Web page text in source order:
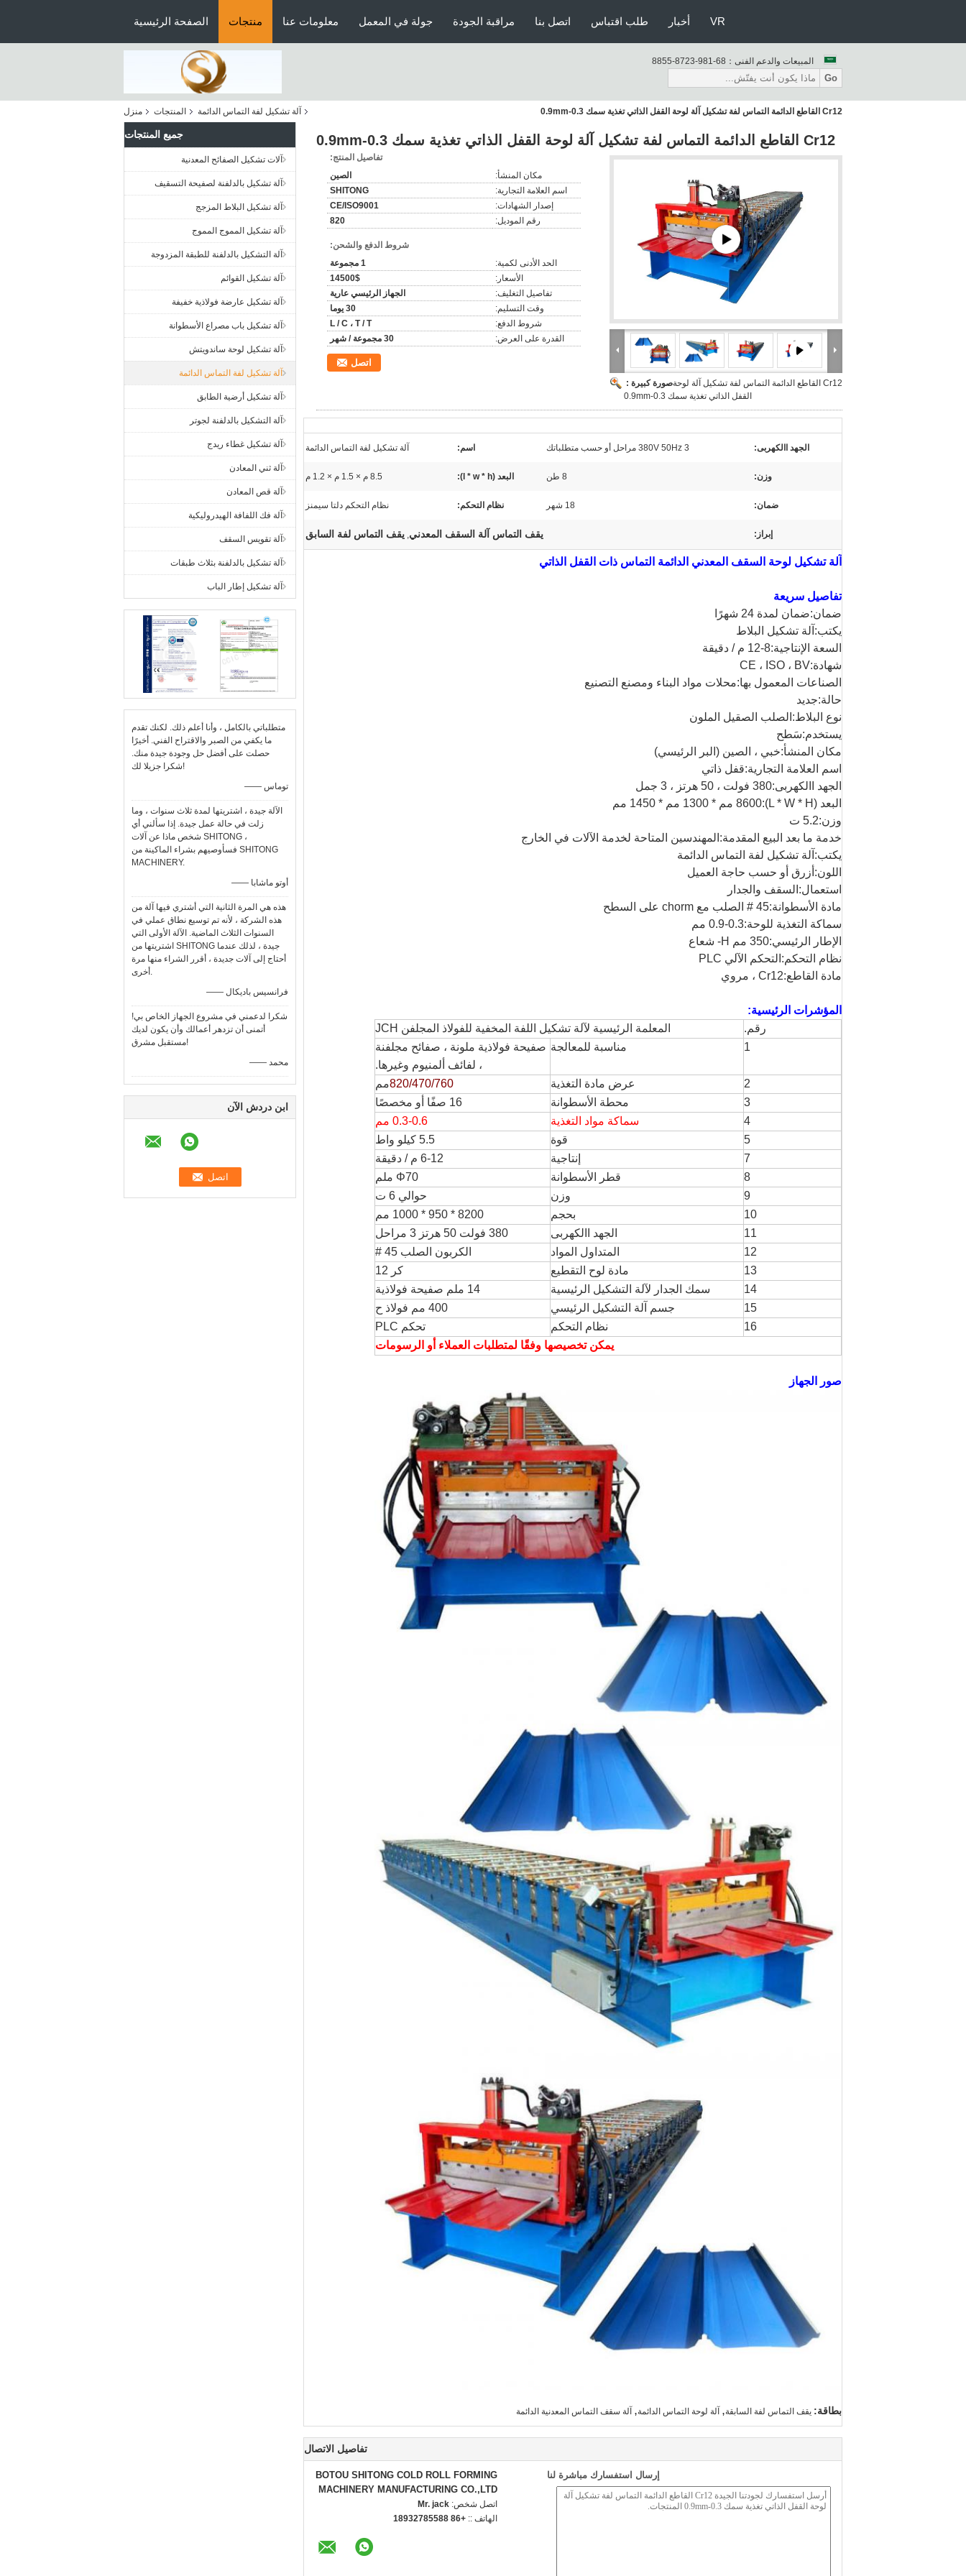
الصفحة الرئيسية منتجات معلومات عنا جولة في المعمل مراقبة الجودة اتصل بنا طلب اقتباس أخبار VR
المبيعات والدعم الفنى： 86-189-3278-5588
Go
منزل المنتجات آلة تشكيل لفة التماس الدائمة Cr12 القاطع الدائمة التماس لفة تشكيل آلة لوحة القفل الذاتي تغذية سمك 0.3-0.9mm
جميع المنتجات
آلات تشكيل الصفائح المعدنية
آلة تشكيل بالدلفنة لصفيحة التسقيف
آلة تشكيل البلاط المزجج
آلة تشكيل المموج المموج
آلة التشكيل بالدلفنة للطبقة المزدوجة
آلة تشكيل القوائم
آلة تشكيل عارضة فولاذية خفيفة
آلة تشكيل باب مصراع الأسطوانة
آلة تشكيل لوحة ساندويتش
آلة تشكيل لفة التماس الدائمة
آلة تشكيل أرضية الطابق
آلة التشكيل بالدلفنة لجوتر
آلة تشكيل غطاء ريدج
آلة ثني المعادن
آلة قص المعادن
آلة فك اللفافة الهيدروليكية
آلة تقويس السقف
آلة تشكيل بالدلفنة بثلاث طبقات
آلة تشكيل إطار الباب
متطلباتي بالكامل ، وأنا أعلم ذلك. لكنك تقدم
ما يكفي من الصبر والاقتراح الفني. أخيرًا
حصلت على أفضل حل وجودة جيدة منك.
شكرا جزيلا لك!
—— توماس
الآلة جيدة ، اشتريتها لمدة ثلاث سنوات ، وما
زلت في حالة عمل جيدة. إذا سألني أي
شخص ماذا عن آلات SHITONG ،
فسأوصيهم بشراء الماكينة من SHITONG
MACHINERY.
—— أوتو ماشابا
هذه هي المرة الثانية التي أشتري فيها آلة من
هذه الشركة ، لأنه تم توسيع نطاق عملي في
السنوات الثلاث الماضية. الآلة الأولى التي
اشتريتها من SHITONG جيدة ، لذلك عندما
أحتاج إلى آلات جديدة ، أقرر الشراء منها مرة
أخرى.
—— فرانسيس باديكال
شكرا لدعمني في مشروع الجهاز الخاص بي!
أتمنى أن تزدهر أعمالك وأن يكون لديك
مستقبل مشرق!
—— محمد
ابن دردش الآن
Cr12 القاطع الدائمة التماس لفة تشكيل آلة لوحة القفل الذاتي تغذية سمك 0.3-0.9mm
صورة كبيرة :Cr12 القاطع الدائمة التماس لفة تشكيل آلة لوحة
القفل الذاتي تغذية سمك 0.3-0.9mm
تفاصيل المنتج:
مكان المنشأ:
الصين
اسم العلامة التجارية:
SHITONG
إصدار الشهادات:
CE/ISO9001
رقم الموديل:
820
شروط الدفع والشحن:
الحد الأدنى لكمية:
1 مجموعة
الأسعار:
14500$
تفاصيل التغليف:
الجهاز الرئيسي عارية
وقت التسليم:
30 يوما
شروط الدفع:
L / C ، T / T
القدرة على العرض:
30 مجموعة / شهر
اتصل
الجهد االكهربى: 380V 50Hz 3 مراحل أو حسب متطلباتك اسم: آلة تشكيل لفة التماس الدائمة
وزن: 8 طن البعد (l * w * h): 8.5 م × 1.5 م × 1.2 م
ضمان: 18 شهر نظام التحكم: نظام التحكم دلتا سيمنز
إبراز: يقف التماس آلة السقف المعدني, يقف التماس لفة السابق
آلة تشكيل لوحة السقف المعدني الدائمة التماس ذات القفل الذاتي
تفاصيل سريعة
ضمان:ضمان لمدة 24 شهرًا
يكتب: آلة تشكيل البلاط
السعة الإنتاجية:8-12 م / دقيقة
شهادة:CE ، ISO ، BV
الصناعات المعمول بها:محلات مواد البناء ومصنع التصنيع
حالة:جديد
نوع البلاط: الصلب الصقيل الملون
يستخدم:سَطح
مكان المنشأ:خبي ، الصين (البر الرئيسي)
اسم العلامة التجارية:قفل ذاتي
الجهد االكهربى:380 فولت ، 50 هرتز ، 3 جمل
البعد (L * W * H):
8600 مم * 1300 مم * 1450 مم
وزن:5.2 ت
خدمة ما بعد البيع المقدمة: المهندسين المتاحة لخدمة الآلات في الخارج
يكتب: آلة تشكيل لفة التماس الدائمة
اللون: أزرق أو حسب حاجة العميل
استعمال: السقف والجدار
مادة الأسطوانة:45 # الصلب مع chorm على السطح
سماكة التغذية للوحة:0.3-0.9 مم
الإطار الرئيسي:350 مم H- شعاع
نظام التحكم: التحكم الآلي PLC
مادة القاطع:Cr12 ، مروي
المؤشرات الرئيسية:
رقم.
المعلمة الرئيسية لآلة تشكيل اللفة المخفية للفولاذ المجلفن JCH
1
مناسبة للمعالجة صفيحة فولاذية ملونة ، صفائح مجلفنة
، لفائف ألمنيوم وغيرها.
2
عرض مادة التغذية 820/470/760مم
3
محطة الأسطوانة
16 صفًا أو مخصصًا
4
سماكة مواد التغذية
0.3-0.6 مم
5
قوة
5.5 كيلو واط
7
إنتاجية
6-12 م / دقيقة
8
قطر الأسطوانة
Φ70 ملم
9
وزن
حوالي 6 ت
10
بحجم
8200 * 950 * 1000 مم
11
الجهد االكهربى
380 فولت 50 هرتز 3 مراحل
12
المتداول المواد
الكربون الصلب 45 #
13
مادة لوح التقطيع
كر 12
14
سمك الجدار لآلة التشكيل الرئيسية
14 ملم صفيحة فولاذية
15
جسم آلة التشكيل الرئيسي
400 مم فولاذ ح
16
نظام التحكم
تحكم PLC
يمكن تخصيصها وفقًا لمتطلبات العملاء أو الرسومات
صور الجهاز
بطاقة: يقف التماس لفة السابقة, آلة لوحة التماس الدائمة, آلة سقف التماس المعدنية الدائمة
تفاصيل الاتصال
BOTOU SHITONG COLD ROLL FORMING
MACHINERY MANUFACTURING CO.,LTD
اتصل شخص: Mr. jack
الهاتف :: +86 18932785588
إرسال استفسارك مباشرة لنا